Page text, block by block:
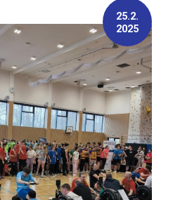
25.2.
2025